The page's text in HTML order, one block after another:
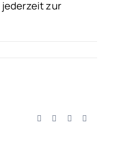
zur
Facebook LinkedIn